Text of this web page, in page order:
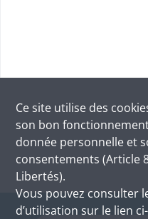
Ce site utilise des
son bon
donnée personnelle et
consentements (Article
Libertés).
Vous pouvez consulter
d’utilisation sur le lien